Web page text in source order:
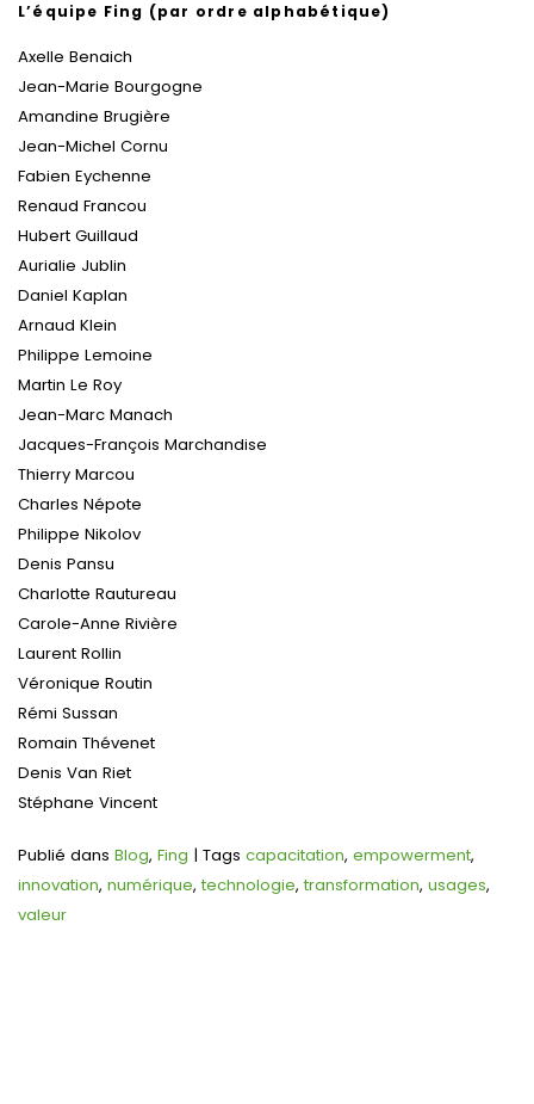
L’équipe Fing (par ordre alphabétique)
Axelle Benaich
Jean-Marie Bourgogne
Amandine Brugière
Jean-Michel Cornu
Fabien Eychenne
Renaud Francou
Hubert Guillaud
Aurialie Jublin
Daniel Kaplan
Arnaud Klein
Philippe Lemoine
Martin Le Roy
Jean-Marc Manach
Jacques-François Marchandise
Thierry Marcou
Charles Népote
Philippe Nikolov
Denis Pansu
Charlotte Rautureau
Carole-Anne Rivière
Laurent Rollin
Véronique Routin
Rémi Sussan
Romain Thévenet
Denis Van Riet
Stéphane Vincent
Publié dans Blog, Fing | Tags capacitation, empowerment,
innovation, numérique,technologie,transformation, usages,
valeur